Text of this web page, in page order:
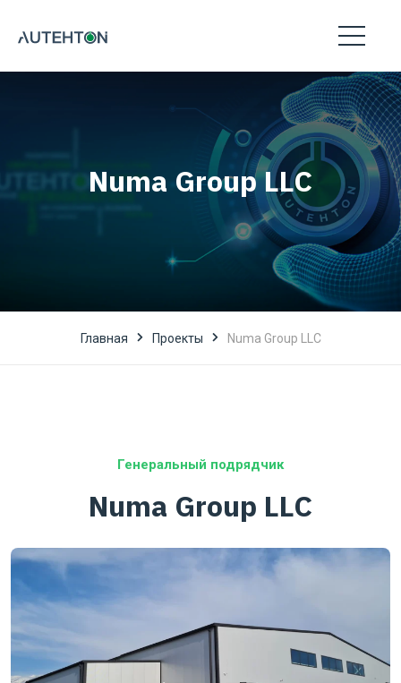
Numa Group LLC
Главная Проекты Numa Group LLC
Генеральный подрядчик
Numa Group LLC